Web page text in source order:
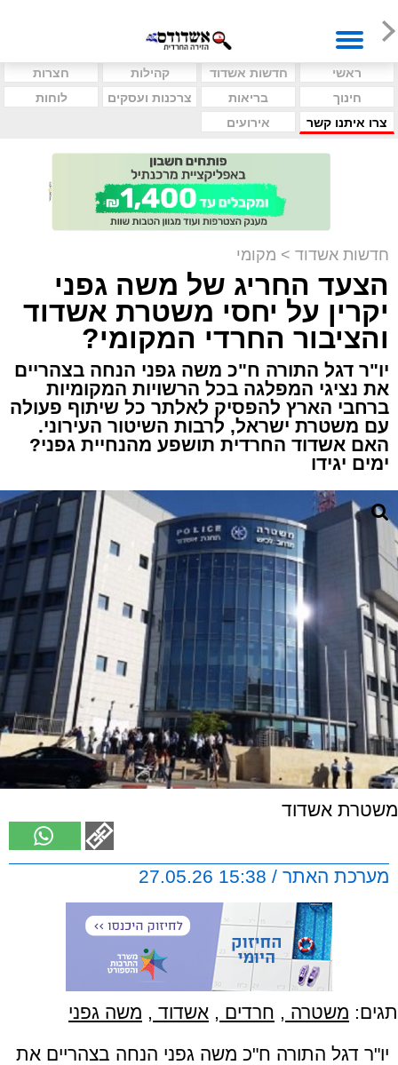
ראשי חדשות אשדוד קהילות
חצרות
חינוך
בריאות צרכנות ועסקים
לוחות
צרו איתנו קשר
אירועים
חדשות אשדוד > מקומי
הצעד החריג של משה גפני
יקרין על יחסי משטרת אשדוד
והציבור החרדי המקומי?
יו"ר דגל התורה ח"כ משה גפני הנחה בצהריים
את נציגי המפלגה בכל הרשויות המקומיות
ברחבי הארץ להפסיק לאלתר כל שיתוף פעולה
עם משטרת ישראל, לרבות השיטור העירוני.
האם אשדוד החרדית תושפע מהנחיית גפני?
ימים יגידו
משטרת אשדוד
מערכת האתר / 15:38 27.05.26
תגים: משטרה , חרדים , אשדוד , משה גפני
יו"ר דגל התורה ח"כ משה גפני הנחה בצהריים את